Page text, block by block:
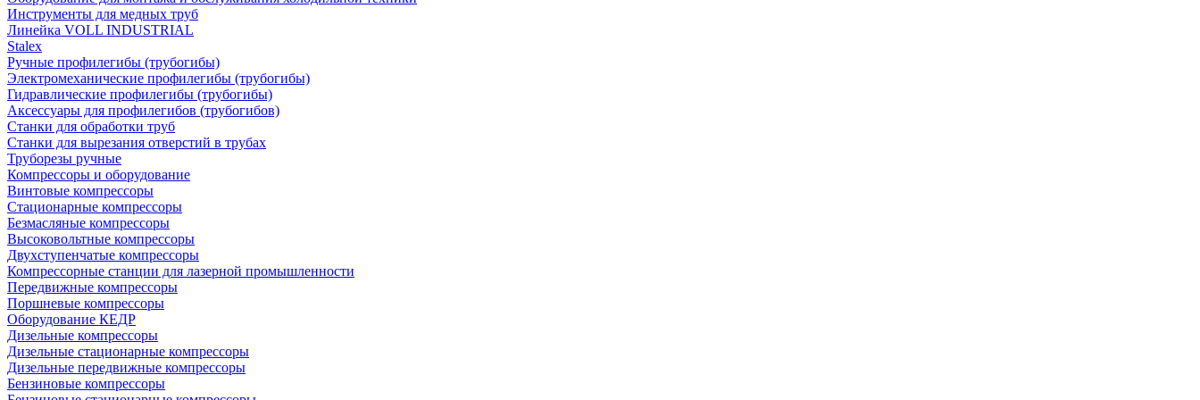
Инструменты для медных труб
Линейка VOLL INDUSTRIAL
Stalex
Ручные профилегибы (трубогибы)
Электромеханические профилегибы (трубогибы)
Гидравлические профилегибы (трубогибы)
Аксессуары для профилегибов (трубогибов)
Станки для обработки труб
Станки для вырезания отверстий в трубах
Труборезы ручные
Компрессоры и оборудование
Винтовые компрессоры
Стационарные компрессоры
Безмасляные компрессоры
Высоковольтные компрессоры
Двухступенчатые компрессоры
Компрессорные станции для лазерной промышленности
Передвижные компрессоры
Поршневые компрессоры
Оборудование КЕДР
Дизельные компрессоры
Дизельные стационарные компрессоры
Дизельные передвижные компрессоры
Бензиновые компрессоры